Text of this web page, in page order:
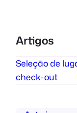
Artigos
Seleção de
check-out